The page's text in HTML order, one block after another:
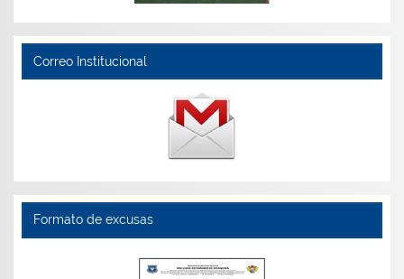
Correo Institucional
Formato de excusas